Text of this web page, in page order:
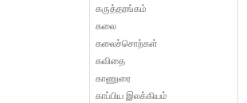
கருத்தரங்கம்
கலை
கலைச்சொற்கள்
கவிதை
காணுரை
காப்பிய இலக்கியம்